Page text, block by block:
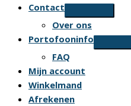
Contact
Over ons
Portofooninfo
FAQ
Mijn account
Winkelmand
Afrekenen